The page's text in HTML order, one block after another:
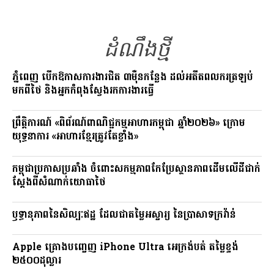
n
k
ដំណឹងថ្មី
ភ្នំពេញ បើកឱកាសការងារជិត ៣ម៉ឺនកន្លែង ដល់អតីតពលករត្រឡប់
មកពីថៃ និងអ្នកកំពុងស្វែងរកការងារធ្វើ
ព្រឹត្តិការណ៍ «ពិព័រណ៍ពាណិជ្ជកម្មអាហារកម្ពុជា ឆ្នាំ២០២៦» ក្រោម
យុទ្ធនាការ «អាហារខ្មែរត្រូវតែខ្លាំង»
កម្ពុជាប្រកាសប្រឆាំង ចំពោះសកម្មភាពកែប្រែស្ថានភាពដើមលើដីជាក់
ស្តែងពីសំណាក់យោធាថៃ
ឫទ្ធានុភាពនៃសិល្បៈឥដ្ឋ ដែលជាតម្លៃអស្ចារ្យ នៃប្រាសាទក្រវ៉ាន់
Apple គ្រោងបញ្ចេញ iPhone Ultra អេក្រង់បត់ តម្លៃខ្ទង់
២៥០០ដុល្លារ